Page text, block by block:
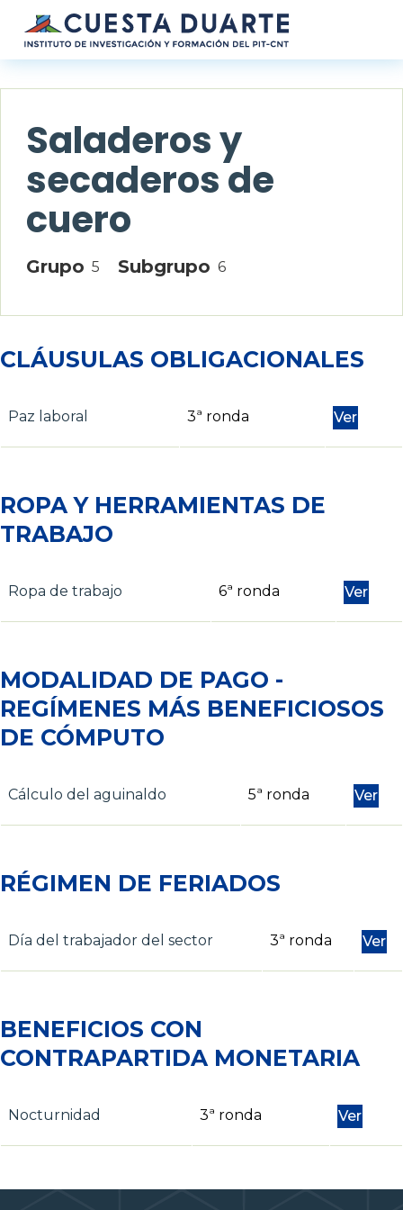
Pasar al contenido principal
Saladeros y
secaderos de
cuero
Grupo 5 Subgrupo 6
CLÁUSULAS OBLIGACIONALES
Paz laboral 3ª ronda Ver
ROPA Y HERRAMIENTAS DE
TRABAJO
Ropa de trabajo 6ª ronda Ver
MODALIDAD DE PAGO -
REGÍMENES MÁS BENEFICIOSOS
DE CÓMPUTO
Cálculo del aguinaldo 5ª ronda Ver
RÉGIMEN DE FERIADOS
Día del trabajador del sector 3ª ronda Ver
BENEFICIOS CON
CONTRAPARTIDA MONETARIA
Nocturnidad 3ª ronda Ver